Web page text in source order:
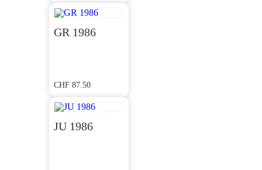
GR 1986
CHF 87.50
JU 1986